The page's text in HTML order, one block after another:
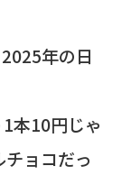
年の日
本10円じゃ
ョコだっ